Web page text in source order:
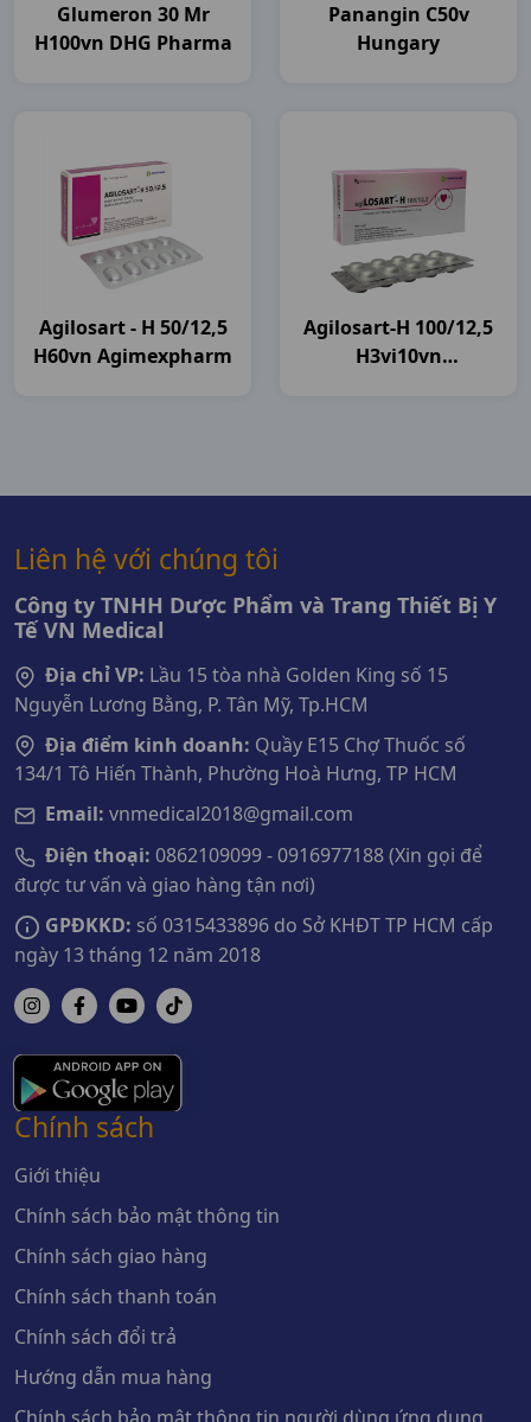
Glumeron 30 Mr
H100vn DHG Pharma
Panangin C50v
Hungary
Agilosart - H 50/12,5
H60vn Agimexpharm
Agilosart-H 100/12,5
H3vi10vn
Liên hệ với chúng tôi
Công ty TNHH Dược Phẩm và Trang Thiết Bị Y
Tế VN Medical
Địa chỉ VP: Lầu 15 tòa nhà Golden King số 15
Nguyễn Lương Bằng, P. Tân Mỹ, Tp.HCM
Địa điểm kinh doanh: Quầy E15 Chợ Thuốc số
134/1 Tô Hiến Thành, Phường Hoà Hưng, TP HCM
Email: vnmedical2018@gmail.com
Điện thoại: 0862109099 - 0916977188 (Xin gọi để
được tư vấn và giao hàng tận nơi)
GPĐKKD: số 0315433896 do Sở KHĐT TP HCM cấp
ngày 13 tháng 12 năm 2018
Chính sách
Giới thiệu
Chính sách bảo mật thông tin
Chính sách giao hàng
Chính sách thanh toán
Chính sách đổi trả
Hướng dẫn mua hàng
Chính sách bảo mật thông tin người dùng ứng dụng